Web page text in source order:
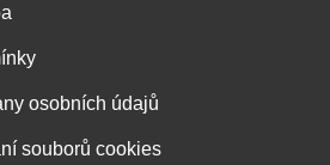
osobních údajů
souborů cookies